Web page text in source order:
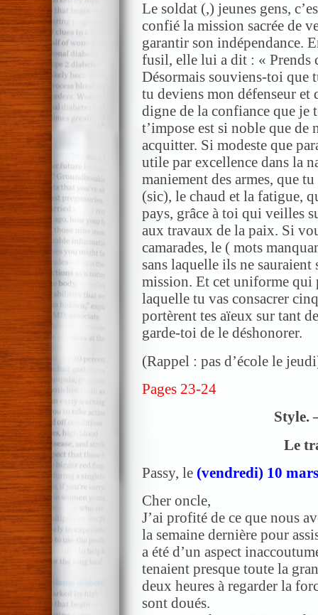
Le soldat (,) jeunes gens,
confié la mission sacrée de
garantir son indépendance.
fusil, elle lui a dit : « Prends
Désormais souviens-toi que
tu deviens mon défenseur
digne de la confiance que je
t’impose est si noble que de
acquitter. Si modeste que
utile par excellence dans la
maniement des armes, que
(sic), le chaud et la fatigue,
pays, grâce à toi qui veilles
aux travaux de la paix. Si
camarades, le ( mots
sans laquelle ils ne
mission. Et cet uniforme qui
laquelle tu vas consacrer
portèrent tes aïeux sur tant
garde-toi de le déshonorer.
(Rappel : pas d’école le
Pages 23-24
Style.
Le
Passy, le (vendredi) 10
Cher oncle,
J’ai profité de ce que nous
la semaine dernière pour
a été d’un aspect
tenaient presque toute la
deux heures à regarder la
sont doués.